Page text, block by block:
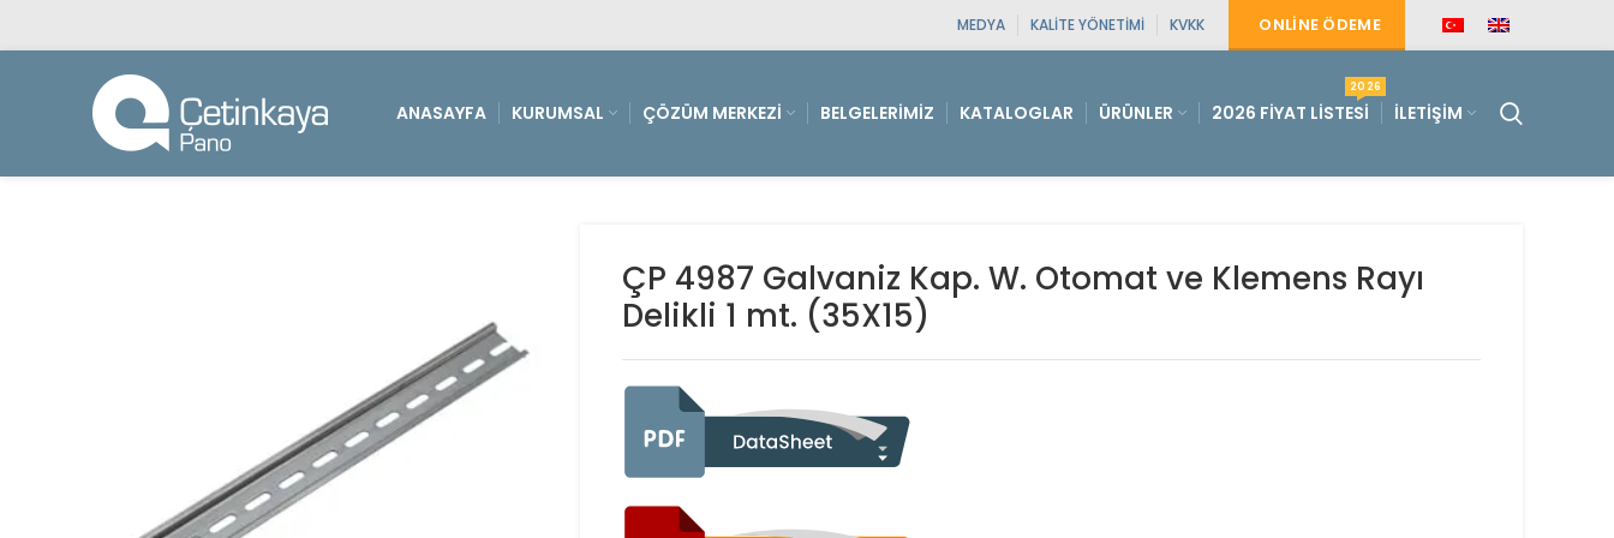
MEDYA KALITE YÖNETIMI KVKK ONLINE ÖDEME
ANASAYFA KURUMSAL ÇÖZÜM MERKEZI BELGELERIMIZ KATALOGLAR ÜRÜNLER 2026 FIYAT LISTESI
2026
İLETIŞIM
ÇP 4987 Galvaniz Kap. W. Otomat ve Klemens Rayı
Delikli 1 mt. (35X15)